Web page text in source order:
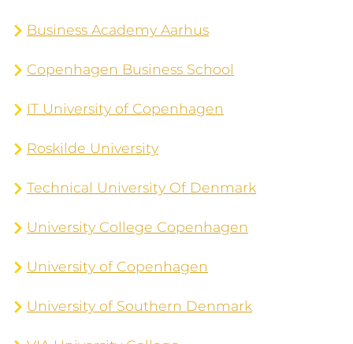
Business Academy Aarhus
Copenhagen Business School
IT University of Copenhagen
Roskilde University
Technical University Of Denmark
University College Copenhagen
University of Copenhagen
University of Southern Denmark